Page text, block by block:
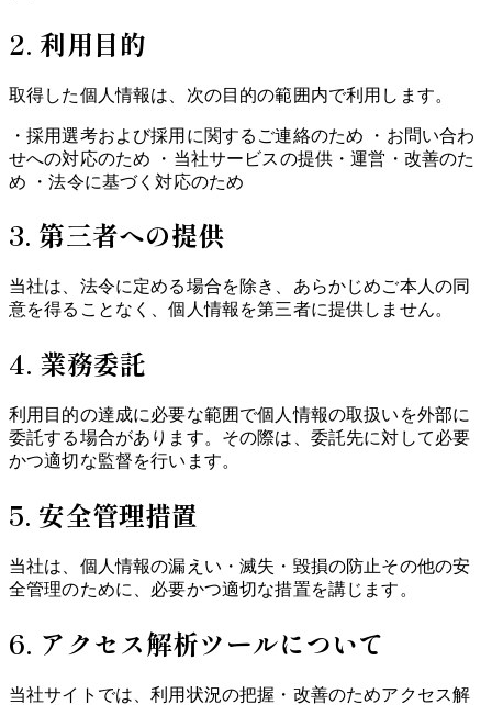
2. 利用目的
取得した個人情報は、次の目的の範囲内で利用します。
・採用選考および採用に関するご連絡のため ・お問い合わ
せへの対応のため ・当社サービスの提供・運営・改善のた
め ・法令に基づく対応のため
3. 第三者への提供
当社は、法令に定める場合を除き、あらかじめご本人の同
意を得ることなく、個人情報を第三者に提供しません。
4. 業務委託
利用目的の達成に必要な範囲で個人情報の取扱いを外部に
委託する場合があります。その際は、委託先に対して必要
かつ適切な監督を行います。
5. 安全管理措置
当社は、個人情報の漏えい・滅失・毀損の防止その他の安
全管理のために、必要かつ適切な措置を講じます。
6. アクセス解析ツールについて
当社サイトでは、利用状況の把握・改善のためアクセス解